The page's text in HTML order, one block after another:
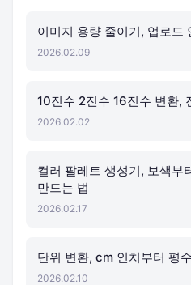
이미지 용량 줄이기, 업로드
2026.02.09
10진수 2진수 16진수 변환,
2026.02.02
컬러 팔레트 생성기, 보색부
만드는 법
2026.02.17
단위 변환, cm 인치부터 평
2026.02.10